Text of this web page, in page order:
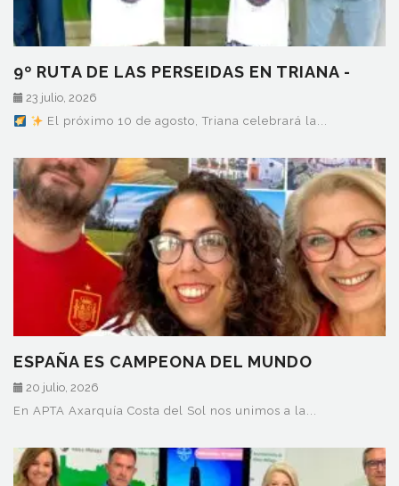
9º RUTA DE LAS PERSEIDAS EN TRIANA -
LUNES 10…
23 julio, 2026
El próximo 10 de agosto, Triana celebrará la...
ESPAÑA ES CAMPEONA DEL MUNDO
20 julio, 2026
En APTA Axarquía Costa del Sol nos unimos a la...